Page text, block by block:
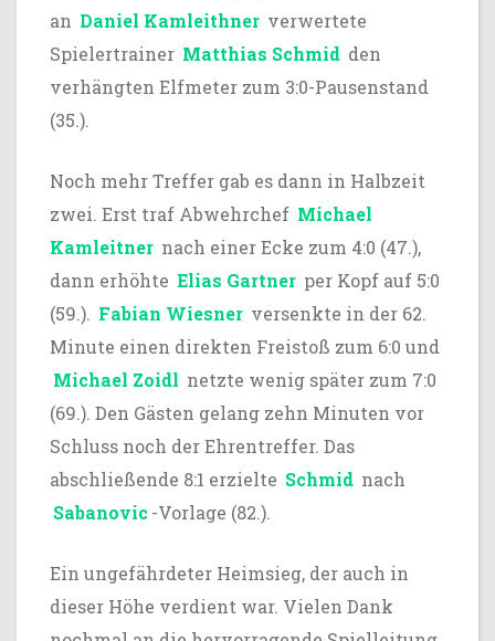
an Daniel Kamleithner verwertete
Spielertrainer Matthias Schmid den
verhängten Elfmeter zum 3:0-Pausenstand
(35.).
Noch mehr Treffer gab es dann in Halbzeit
zwei. Erst traf Abwehrchef Michael
Kamleitner nach einer Ecke zum 4:0 (47.),
dann erhöhte Elias Gartner per Kopf auf 5:0
(59.). Fabian Wiesner versenkte in der 62.
Minute einen direkten Freistoß zum 6:0 und
Michael Zoidl netzte wenig später zum 7:0
(69.). Den Gästen gelang zehn Minuten vor
Schluss noch der Ehrentreffer. Das
abschließende 8:1 erzielte Schmid nach
Sabanovic -Vorlage (82.).
Ein ungefährdeter Heimsieg, der auch in
dieser Höhe verdient war. Vielen Dank